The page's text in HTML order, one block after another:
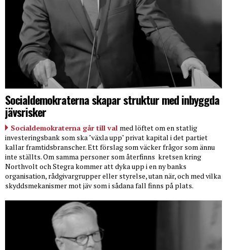
Socialdemokraterna skapar struktur med inbyggda
jävsrisker
Socialdemokraterna går till val med löftet om en statlig
investeringsbank som ska "växla upp" privat kapital i det partiet
kallar framtidsbranscher. Ett förslag som väcker frågor som ännu
inte ställts. Om samma personer som återfinns kretsen kring
Northvolt och Stegra kommer att dyka upp i en ny banks
organisation, rådgivargrupper eller styrelse, utan när, och med vilka
skyddsmekanismer mot jäv som i sådana fall finns på plats.